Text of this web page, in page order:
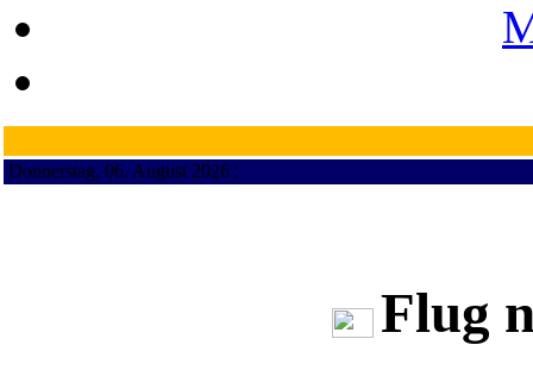
Donnerstag, 06. August 2026 ¦
Flug